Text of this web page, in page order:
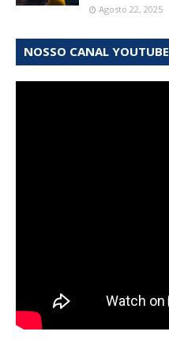
Agosto 22, 2025
NOSSO CANAL YOUTUBE